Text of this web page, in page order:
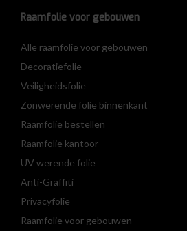
Raamfolie voor gebouwen
Alle raamfolie voor gebouwen
Decoratiefolie
Veiligheidsfolie
Zonwerende folie binnenkant
Raamfolie bestellen
Raamfolie kantoor
UV werende folie
Anti-Graffiti
Privacyfolie
Raamfolie voor gebouwen